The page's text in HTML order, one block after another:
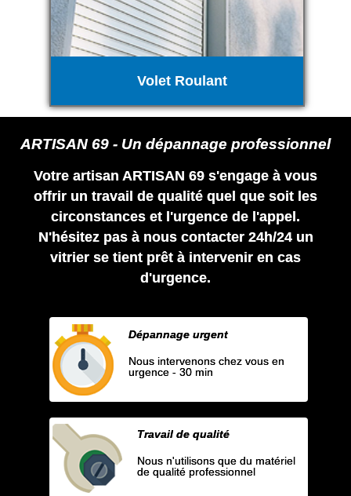
Volet Roulant
ARTISAN 69 - Un dépannage professionnel
Votre artisan ARTISAN 69 s'engage à vous
offrir un travail de qualité quel que soit les
circonstances et l'urgence de l'appel.
N'hésitez pas à nous contacter 24h/24 un
vitrier se tient prêt à intervenir en cas
d'urgence.
Dépannage urgent
Nous intervenons chez vous en
urgence - 30 min
Travail de qualité
Nous n'utilisons que du matériel
de qualité professionnel